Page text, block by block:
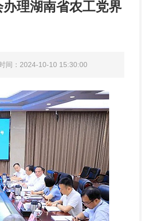
理湖南省农工党界
间：2024-10-10 15:30:00